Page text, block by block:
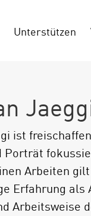
Unterstützen
ist
Porträt
Arbeiten
Erfahrung
Arbeitsweise